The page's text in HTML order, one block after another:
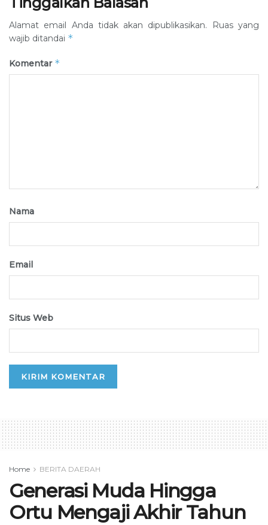
Alamat email Anda tidak akan dipublikasikan.
Ruas yang
wajib ditandai *
Komentar *
Nama
Email
Situs Web
Home BERITA DAERAH
Generasi Muda Hingga
Ortu Mengaji Akhir Tahun